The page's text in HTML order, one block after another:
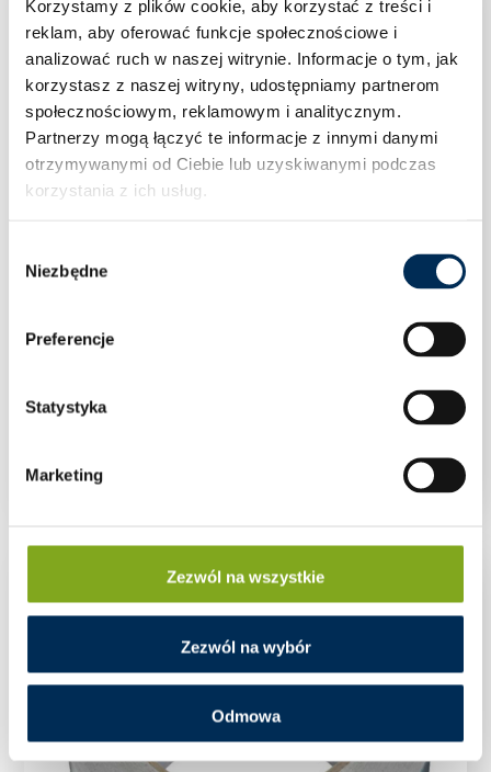
Korzystamy z plików cookie, aby korzystać z treści i
reklam, aby oferować funkcje społecznościowe i
analizować ruch w naszej witrynie. Informacje o tym, jak
korzystasz z naszej witryny, udostępniamy partnerom
społecznościowym, reklamowym i analitycznym.
Partnerzy mogą łączyć te informacje z innymi danymi
otrzymywanymi od Ciebie lub uzyskiwanymi podczas
korzystania z ich usług.
zgody
Niezbędne
Preferencje
Statystyka
Marketing
Zezwól na wszystkie
Zezwól na wybór
Odmowa